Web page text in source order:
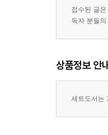
접수된 글
독자 분들
상품정보 안
세트도서는